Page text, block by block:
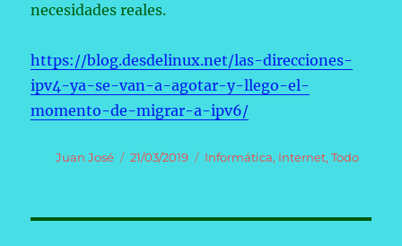
necesidades reales.
https://blog.desdelinux.net/las-direcciones-
ipv4-ya-se-van-a-agotar-y-llego-el-
momento-de-migrar-a-ipv6/
Autor
Juan José
Publicado
21/03/2019 Categorías
Informática, Internet,Todo